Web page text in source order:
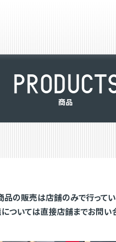
PRODUCT
商品
品の販売は店舗のみで行ってい
ついては直接店舗までお問い